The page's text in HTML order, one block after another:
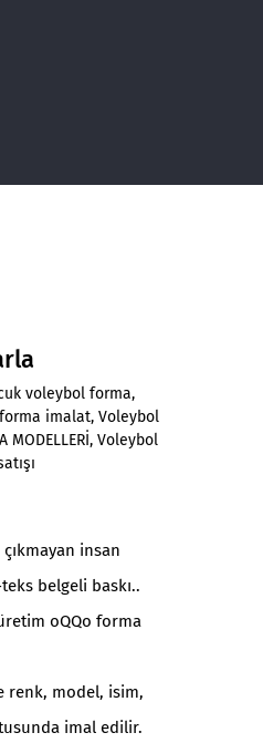
voleybol forma,
imalat, Voleybol
MODELLERİ, Voleybol
insan
belgeli baskı..
oQQo forma
renk, model, isim,
imal edilir.